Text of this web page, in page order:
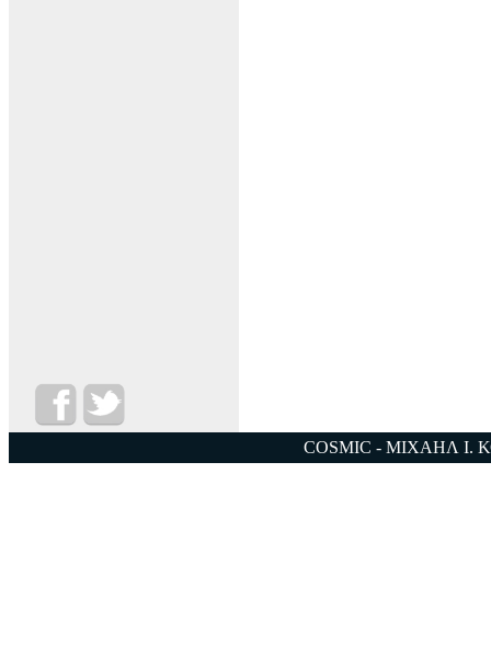
COSMIC - ΜΙΧΑΗΛ Ι.